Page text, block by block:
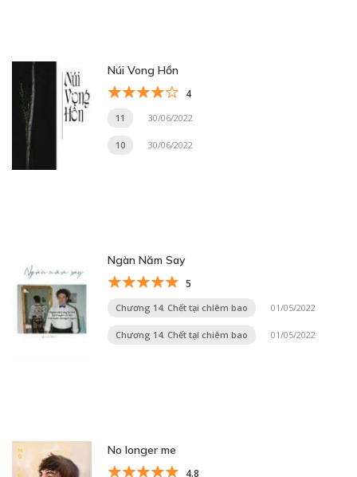
Núi Vong Hồn
4
11 30/06/2022
10 30/06/2022
Ngàn Năm Say
5
Chương 14. Chết tại chiêm bao 01/05/2022
Chương 14. Chết tại chiêm bao 01/05/2022
No longer me
4.8